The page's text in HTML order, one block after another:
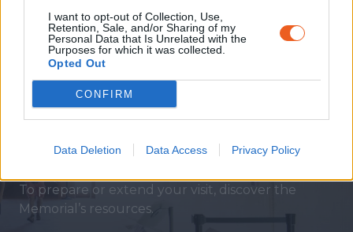
I want to opt-out of Collection, Use,
Retention, Sale, and/or Sharing of my
Personal Data that Is Unrelated with the
Purposes for which it was collected.
Opted Out
CONFIRM
Data Deletion Data Access Privacy Policy
RESOURCES
collection, conferences, lectures, past temporary
To prepare or extend your visit, discover the
Memorial’s resources.